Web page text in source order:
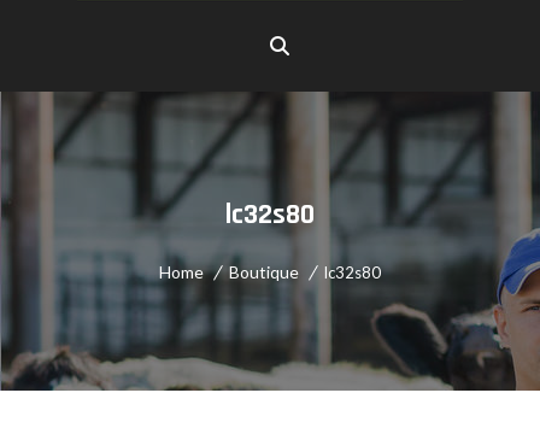
lc32s80
Home Boutique lc32s80